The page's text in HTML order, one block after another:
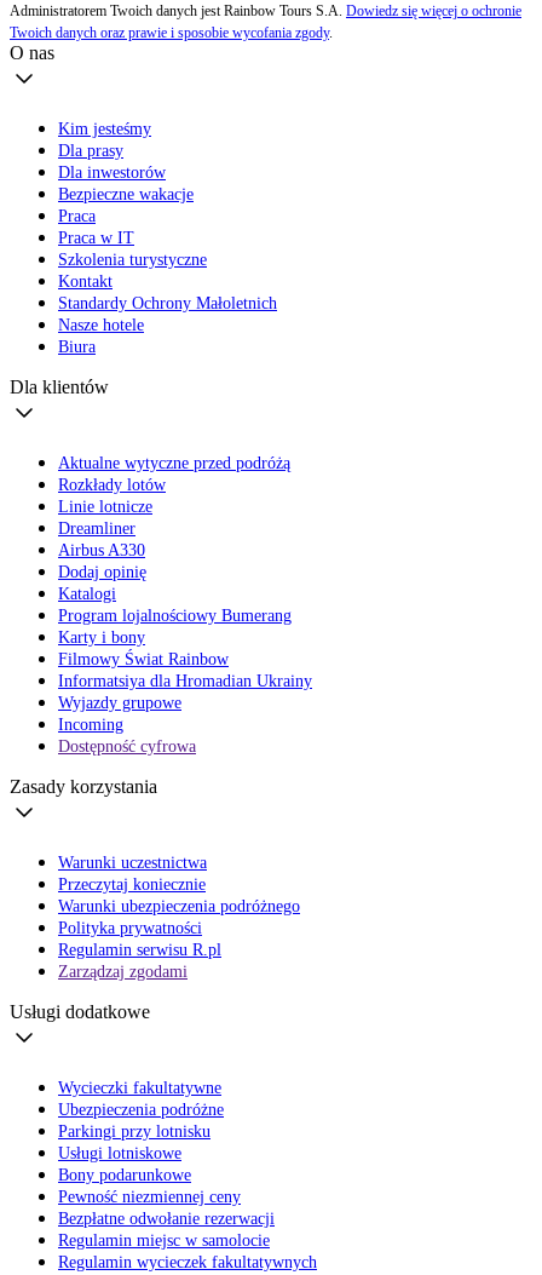
Administratorem Twoich danych jest Rainbow Tours S.A. Dowiedz się więcej o ochronie
Twoich danych oraz prawie i sposobie wycofania zgody.
O nas
Kim jesteśmy
Dla prasy
Dla inwestorów
Bezpieczne wakacje
Praca
Praca w IT
Szkolenia turystyczne
Kontakt
Standardy Ochrony Małoletnich
Nasze hotele
Biura
Dla klientów
Aktualne wytyczne przed podróżą
Rozkłady lotów
Linie lotnicze
Dreamliner
Airbus A330
Dodaj opinię
Katalogi
Program lojalnościowy Bumerang
Karty i bony
Filmowy Świat Rainbow
Informatsiya dla Hromadian Ukrainy
Wyjazdy grupowe
Incoming
Dostępność cyfrowa
Zasady korzystania
Warunki uczestnictwa
Przeczytaj koniecznie
Warunki ubezpieczenia podróżnego
Polityka prywatności
Regulamin serwisu R.pl
Zarządzaj zgodami
Usługi dodatkowe
Wycieczki fakultatywne
Ubezpieczenia podróżne
Parkingi przy lotnisku
Usługi lotniskowe
Bony podarunkowe
Pewność niezmiennej ceny
Bezpłatne odwołanie rezerwacji
Regulamin miejsc w samolocie
Regulamin wycieczek fakultatywnych